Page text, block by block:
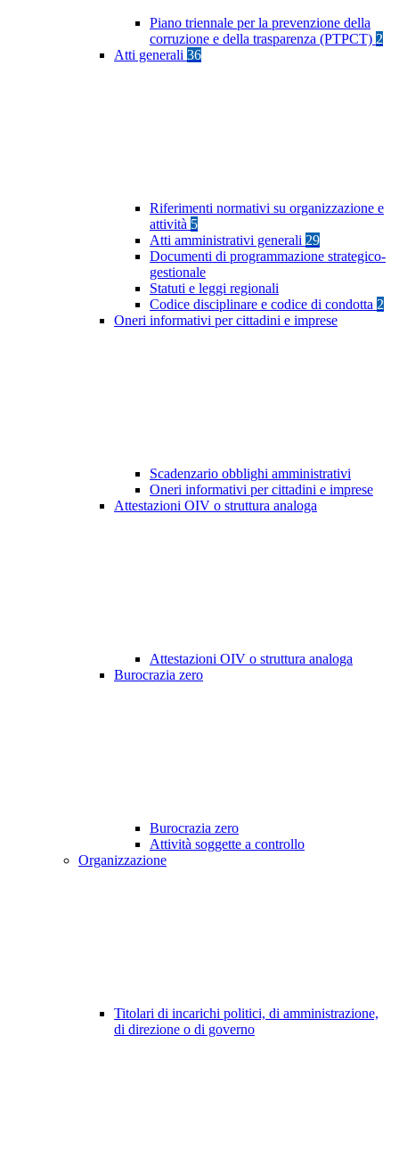
Piano triennale per la prevenzione della
corruzione e della trasparenza (PTPCT) 2
Atti generali 36
Riferimenti normativi su organizzazione e
attività 5
Atti amministrativi generali 29
Documenti di programmazione strategico-
gestionale
Statuti e leggi regionali
Codice disciplinare e codice di condotta 2
Oneri informativi per cittadini e imprese
Scadenzario obblighi amministrativi
Oneri informativi per cittadini e imprese
Attestazioni OIV o struttura analoga
Attestazioni OIV o struttura analoga
Burocrazia zero
Burocrazia zero
Attività soggette a controllo
Organizzazione
Titolari di incarichi politici, di amministrazione,
di direzione o di governo